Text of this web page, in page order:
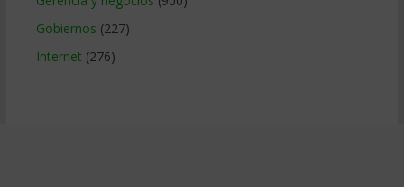
Gobiernos (227)
Internet (276)